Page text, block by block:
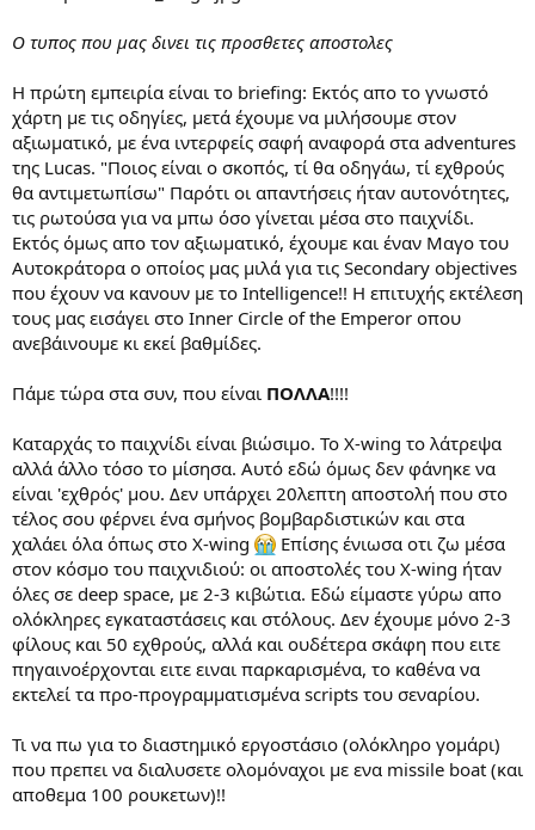
Ο τυπος που μας δινει τις προσθετες αποστολες
Η πρώτη εμπειρία είναι το briefing: Εκτός απο το γνωστό
χάρτη με τις οδηγίες, μετά έχουμε να μιλήσουμε στον
αξιωματικό, με ένα ιντερφείς σαφή αναφορά στα adventures
της Lucas. "Ποιος είναι ο σκοπός, τί θα οδηγάω, τί εχθρούς
θα αντιμετωπίσω" Παρότι οι απαντήσεις ήταν αυτονότητες,
τις ρωτούσα για να μπω όσο γίνεται μέσα στο παιχνίδι.
Εκτός όμως απο τον αξιωματικό, έχουμε και έναν Μαγο του
Αυτοκράτορα ο οποίος μας μιλά για τις Secondary objectives
που έχουν να κανουν με το Intelligence!! Η επιτυχής εκτέλεση
τους μας εισάγει στο Inner Circle of the Emperor οπου
ανεβάινουμε κι εκεί βαθμίδες.
Πάμε τώρα στα συν, που είναι ΠΟΛΛΑ!!!!
Καταρχάς το παιχνίδι είναι βιώσιμο. Το X-wing το λάτρεψα
αλλά άλλο τόσο το μίσησα. Αυτό εδώ όμως δεν φάνηκε να
είναι 'εχθρός' μου. Δεν υπάρχει 20λεπτη αποστολή που στο
τέλος σου φέρνει ένα σμήνος βομβαρδιστικών και στα
χαλάει όλα όπως στο X-wing
Επίσης ένιωσα οτι ζω μέσα
στον κόσμο του παιχνιδιού: οι αποστολές του X-wing ήταν
όλες σε deep space, με 2-3 κιβώτια. Εδώ είμαστε γύρω απο
ολόκληρες εγκαταστάσεις και στόλους. Δεν έχουμε μόνο 2-3
φίλους και 50 εχθρούς, αλλά και ουδέτερα σκάφη που ειτε
πηγαινοέρχονται ειτε ειναι παρκαρισμένα, το καθένα να
εκτελεί τα προ-προγραμματισμένα scripts του σεναρίου.
Τι να πω για το διαστημικό εργοστάσιο (ολόκληρο γομάρι)
που πρεπει να διαλυσετε ολομόναχοι με ενα missile boat (και
αποθεμα 100 ρουκετων)!!